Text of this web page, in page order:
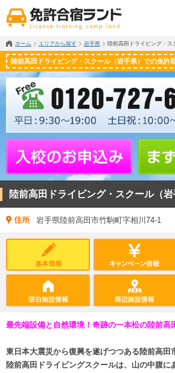
ホーム エリアから探す 岩手県 陸前高田ドライビング・ス
陸前高田ドライビング・スクール（岩手県）での免許
陸前高田ドライビング・スクール（岩
岩手県陸前高田市竹駒町字相川74-1
最先端設備と自然環境！奇跡の一本松の陸前高
東日本大震災から復興を遂げつつある陸前高田
陸前高田ドライビングスクールは、山の中腹に